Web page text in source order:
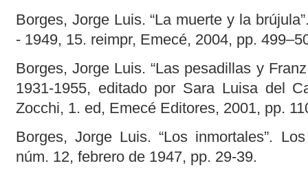
Borges, Jorge Luis. “La muerte y la
- 1949, 15. reimpr, Emecé, 2004, pp.
Borges, Jorge Luis. “Las pesadillas y
1931-1955, editado por Sara Luisa del
Zocchi, 1. ed, Emecé Editores, 2001, pp.
Borges, Jorge Luis. “Los inmortales”.
núm. 12, febrero de 1947, pp. 29-39.